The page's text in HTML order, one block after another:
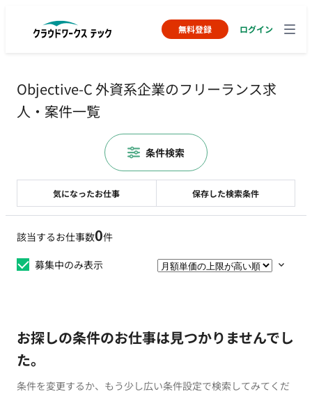
無料登録 ログイン
Objective-C 外資系企業のフリーランス求
人・案件一覧
該当するお仕事数0件
募集中のみ表示
お探しの条件のお仕事は見つかりませんでし
た。
条件を変更するか、もう少し広い条件設定で検索してみてくだ
気になったお仕事 保存した検索条件
条件検索